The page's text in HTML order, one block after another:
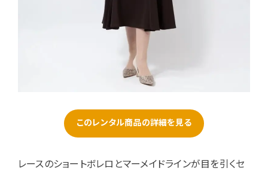
このレンタル商品の詳細を見る
レースのショートボレロとマーメイドラインが目を引くセ